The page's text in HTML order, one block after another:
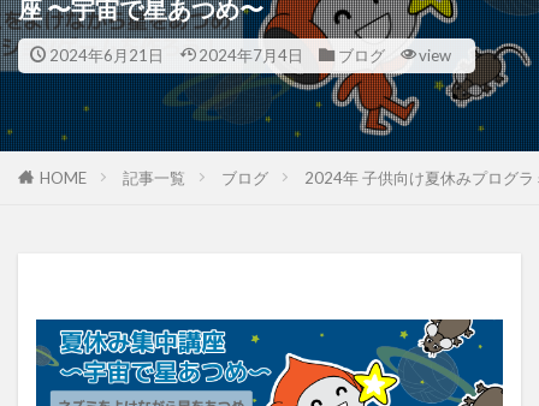
座 〜宇宙で星あつめ〜
2024年6月21日 2024年7月4日 ブログ view
HOME 記事一覧 ブログ 2024年 子供向け夏休みプログ